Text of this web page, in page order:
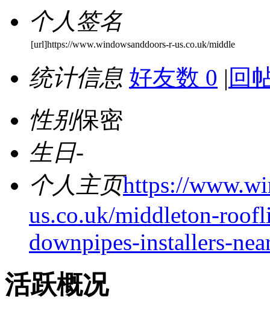
个人签名
[url]https://www.windowsanddoors-r-us.co.uk/middle
统计信息 好友数 0 | 回
性别保密
生日-
个人主页https://
us.co.uk/middleton-
downpipes-installers-
活跃概况